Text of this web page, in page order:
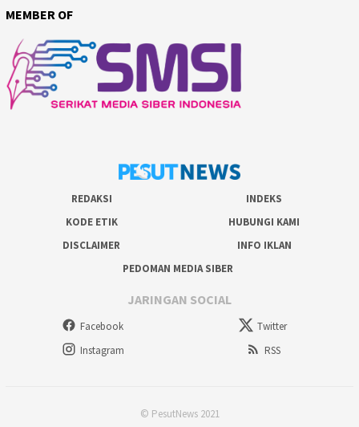
MEMBER OF
REDAKSI
INDEKS
KODE ETIK
HUBUNGI KAMI
DISCLAIMER
INFO IKLAN
PEDOMAN MEDIA SIBER
JARINGAN SOCIAL
Facebook
Twitter
Instagram
RSS
© PesutNews 2021